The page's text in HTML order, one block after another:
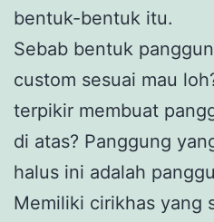
bentuk-bentuk itu.
Sebab bentuk
custom sesuai mau
terpikir membuat
di atas? Panggung
halus ini adalah
Memiliki cirikhas yang